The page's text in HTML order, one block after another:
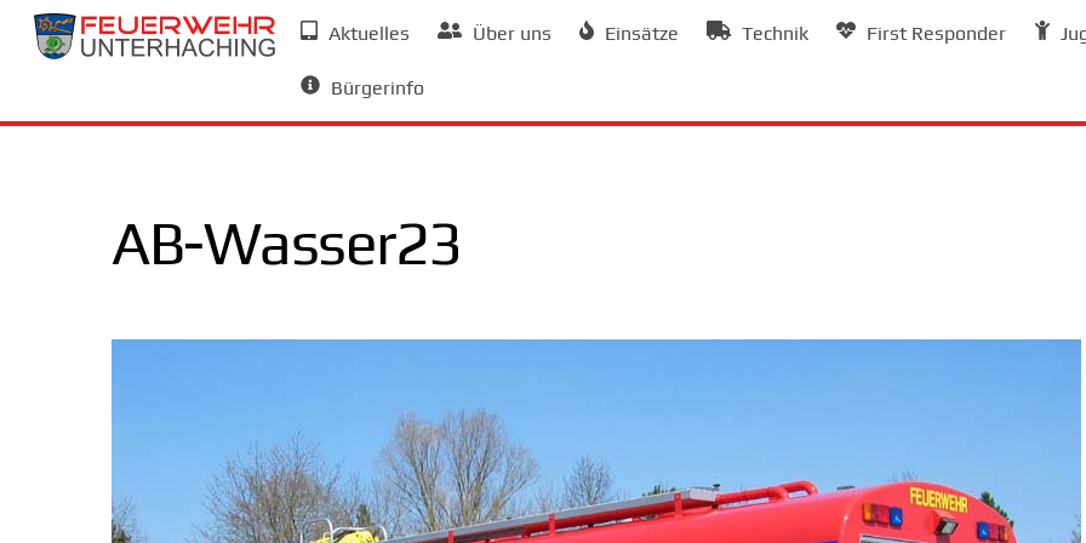
Skip
Aktuelles Über uns Einsätze Technik First Responder
Bürgerinfo
AB-Wasser23